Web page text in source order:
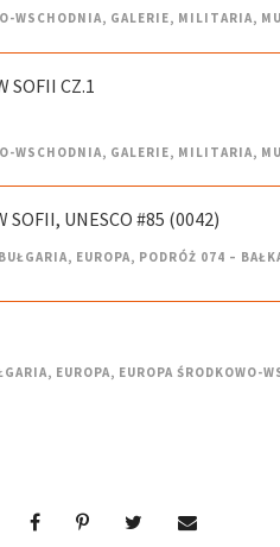
WSCHODNIA, GALERIE, MILITARIA,
SOFII CZ.1
WSCHODNIA, GALERIE, MILITARIA,
SOFII, UNESCO #85 (0042)
BUŁGARIA, EUROPA, PODRÓŻ 074 –
, EUROPA, EUROPA ŚRODKOWO-